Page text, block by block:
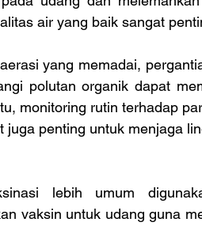
air yang baik sangat
yang memadai,
polutan organik dapat
monitoring rutin terhadap
juga penting untuk menjaga
lebih umum
vaksin untuk udang guna